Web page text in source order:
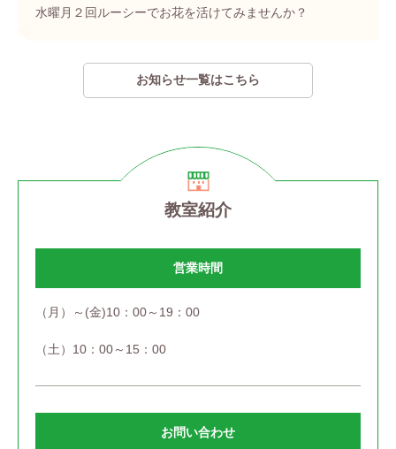
水曜月２回ルーシーでお花を活けてみませんか？
お知らせ一覧はこちら
教室紹介
営業時間
（月）～(金)10：00～19：00
（土）10：00～15：00
お問い合わせ